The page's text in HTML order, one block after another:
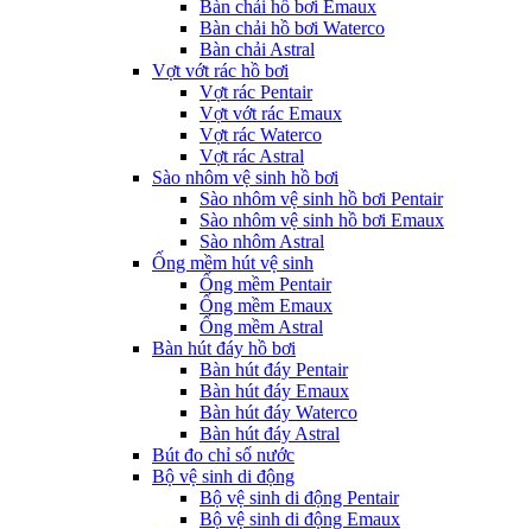
Bàn chải hồ bơi Emaux
Bàn chải hồ bơi Waterco
Bàn chải Astral
Vợt vớt rác hồ bơi
Vợt rác Pentair
Vợt vớt rác Emaux
Vợt rác Waterco
Vợt rác Astral
Sào nhôm vệ sinh hồ bơi
Sào nhôm vệ sinh hồ bơi Pentair
Sào nhôm vệ sinh hồ bơi Emaux
Sào nhôm Astral
Ống mềm hút vệ sinh
Ống mềm Pentair
Ống mềm Emaux
Ống mềm Astral
Bàn hút đáy hồ bơi
Bàn hút đáy Pentair
Bàn hút đáy Emaux
Bàn hút đáy Waterco
Bàn hút đáy Astral
Bút đo chỉ số nước
Bộ vệ sinh di động
Bộ vệ sinh di động Pentair
Bộ vệ sinh di động Emaux